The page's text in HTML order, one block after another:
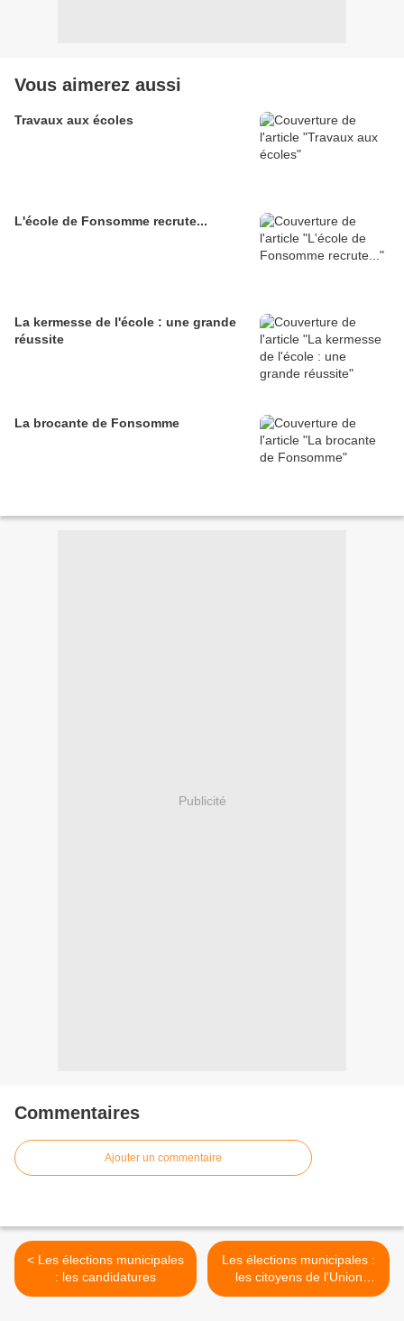
Vous aimerez aussi
Travaux aux écoles
L'école de Fonsomme recrute...
La kermesse de l'école : une grande
réussite
La brocante de Fonsomme
Publicité
Commentaires
Ajouter un commentaire
< Les élections municipales
: les candidatures
Les élections municipales :
les citoyens de l'Union
européenne >